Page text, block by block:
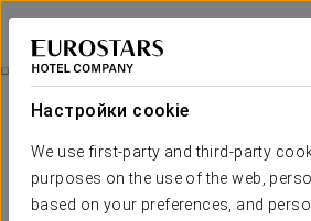
Настройки cookie
We use first-party and third-party
purposes on the use of the web,
based on your preferences, and
Eurostars Puerta Madrid
МАДРИД
Питание